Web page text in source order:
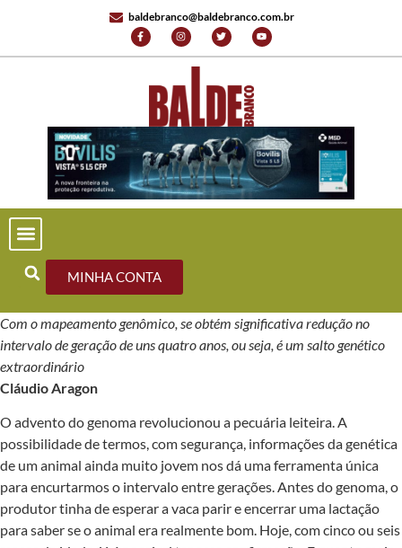
baldebranco@baldebranco.com.br
MINHA CONTA
Com o mapeamento genômico, se obtém significativa redução no
intervalo de geração de uns quatro anos, ou seja, é um salto genético
extraordinário
Cláudio Aragon
O advento do genoma revolucionou a pecuária leiteira. A
possibilidade de termos, com segurança, informações da genética
de um animal ainda muito jovem nos dá uma ferramenta única
para encurtarmos o intervalo entre gerações. Antes do genoma, o
produtor tinha de esperar a vaca parir e encerrar uma lactação
para saber se o animal era realmente bom. Hoje, com cinco ou seis